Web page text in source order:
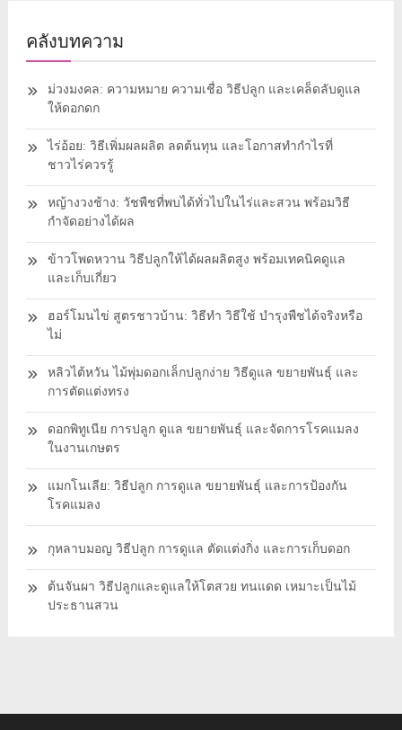
คลังบทความ
ม่วงมงคล: ความหมาย ความเชื่อ วิธีปลูก และเคล็ดลับดูแล
ให้ดอกดก
ไร่อ้อย: วิธีเพิ่มผลผลิต ลดต้นทุน และโอกาสทำกำไรที่
ชาวไร่ควรรู้
หญ้างวงช้าง: วัชพืชที่พบได้ทั่วไปในไร่และสวน พร้อมวิธี
กำจัดอย่างได้ผล
ข้าวโพดหวาน วิธีปลูกให้ได้ผลผลิตสูง พร้อมเทคนิคดูแล
และเก็บเกี่ยว
ฮอร์โมนไข่ สูตรชาวบ้าน: วิธีทำ วิธีใช้ บำรุงพืชได้จริงหรือ
ไม่
หลิวไต้หวัน ไม้พุ่มดอกเล็กปลูกง่าย วิธีดูแล ขยายพันธุ์ และ
การตัดแต่งทรง
ดอกพิทูเนีย การปลูก ดูแล ขยายพันธุ์ และจัดการโรคแมลง
ในงานเกษตร
แมกโนเลีย: วิธีปลูก การดูแล ขยายพันธุ์ และการป้องกัน
โรคแมลง
กุหลาบมอญ วิธีปลูก การดูแล ตัดแต่งกิ่ง และการเก็บดอก
ต้นจันผา วิธีปลูกและดูแลให้โตสวย ทนแดด เหมาะเป็นไม้
ประธานสวน